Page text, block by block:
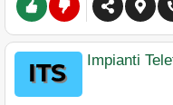
Impianti